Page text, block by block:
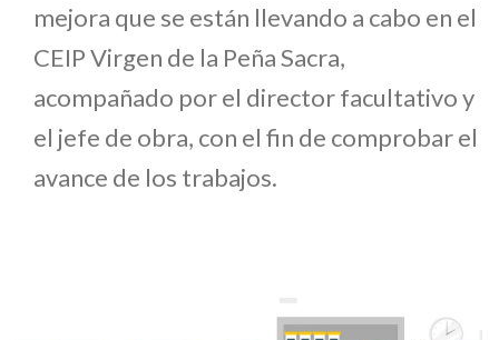
mejora que se están llevando a cabo en el
CEIP Virgen de la Peña Sacra,
acompañado por el director facultativo y
el jefe de obra, con el fin de comprobar el
avance de los trabajos.